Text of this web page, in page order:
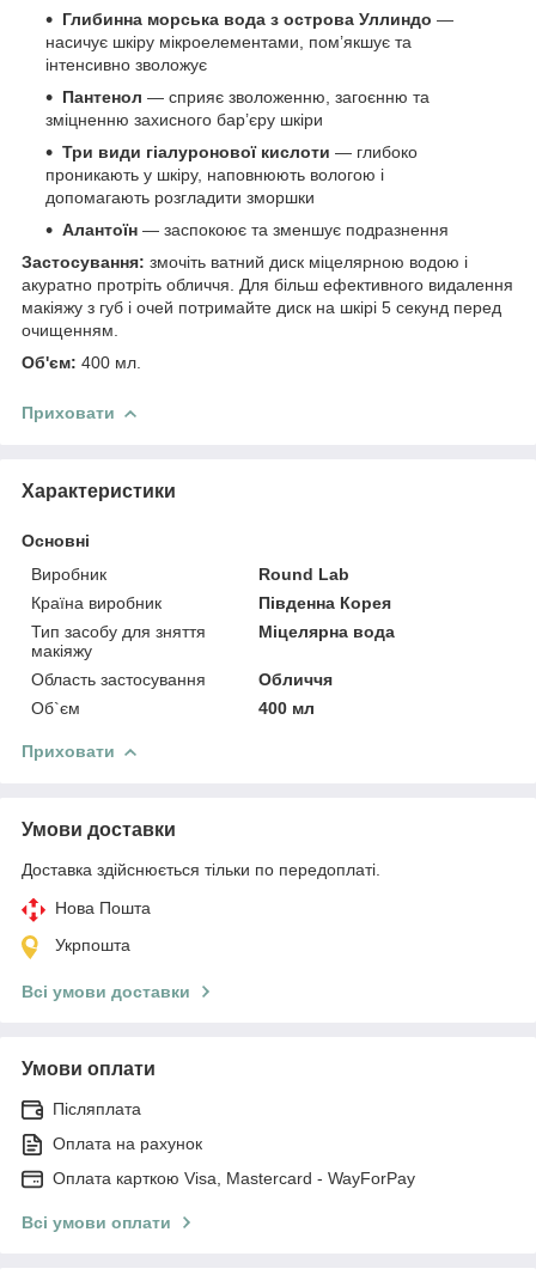
Глибинна морська вода з острова Уллиндо —
насичує шкіру мікроелементами, пом’якшує та
інтенсивно зволожує
Пантенол — сприяє зволоженню, загоєнню та
зміцненню захисного бар’єру шкіри
Три види гіалуронової кислоти — глибоко
проникають у шкіру, наповнюють вологою і
допомагають розгладити зморшки
Алантоїн — заспокоює та зменшує подразнення
Застосування: змочіть ватний диск міцелярною водою і
акуратно протріть обличчя. Для більш ефективного видалення
макіяжу з губ і очей потримайте диск на шкірі 5 секунд перед
очищенням.
Об'єм: 400 мл.
Приховати
Характеристики
Основні
Виробник
Round Lab
Країна виробник
Південна Корея
Тип засобу для зняття
макіяжу
Міцелярна вода
Область застосування
Обличчя
Об`єм
400 мл
Приховати
Умови доставки
Доставка здійснюється тільки по передоплаті.
Нова Пошта
Укрпошта
Всі умови доставки
Умови оплати
Післяплата
Оплата на рахунок
Оплата карткою Visa, Mastercard - WayForPay
Всі умови оплати